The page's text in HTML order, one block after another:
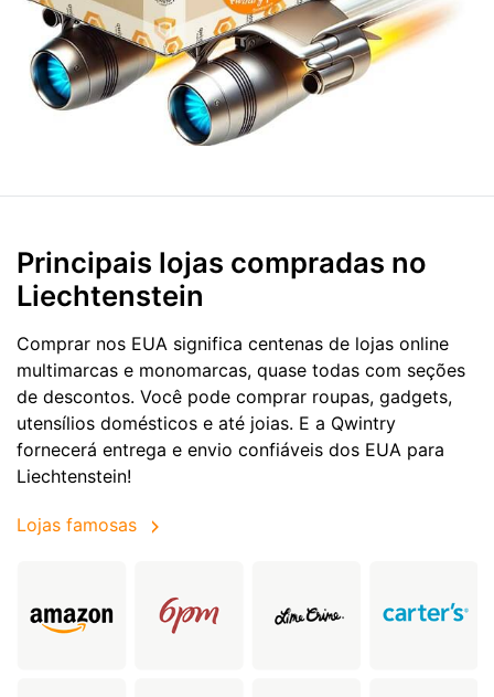
Principais lojas compradas no
Liechtenstein
Comprar nos EUA significa centenas de lojas online
multimarcas e monomarcas, quase todas com seções
de descontos. Você pode comprar roupas, gadgets,
utensílios domésticos e até joias. E a Qwintry
fornecerá entrega e envio confiáveis dos EUA para
Liechtenstein!
Lojas famosas